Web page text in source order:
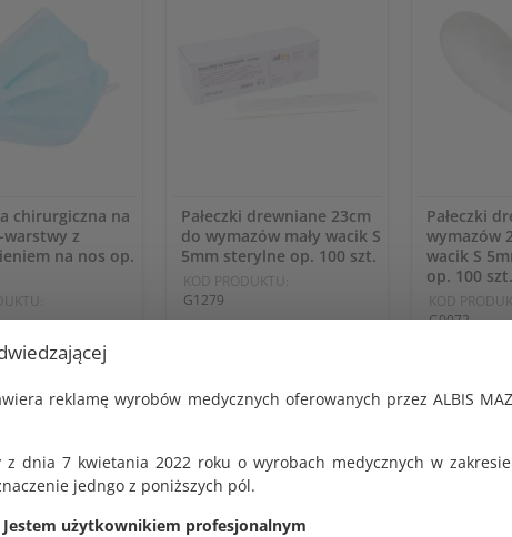
reklamę wyrobów medycznych oferowanych przez ALBIS
dnia 7 kwietania 2022 roku o wyrobach medycznych w
jedngo z poniższych pól.
Jestem użytkownikiem profesjonalnym
chirurgiczna na
warstwy z
na nos op.
Pałeczki drewniane 23cm
do wymazów mały wacik S
5mm sterylne op. 100 szt.
KOD PRODUKTU:
G1279
25.00 zł
Pałeczki
wymazów
wacik S
op. 100 szt.
KOD
G0073
NETTO